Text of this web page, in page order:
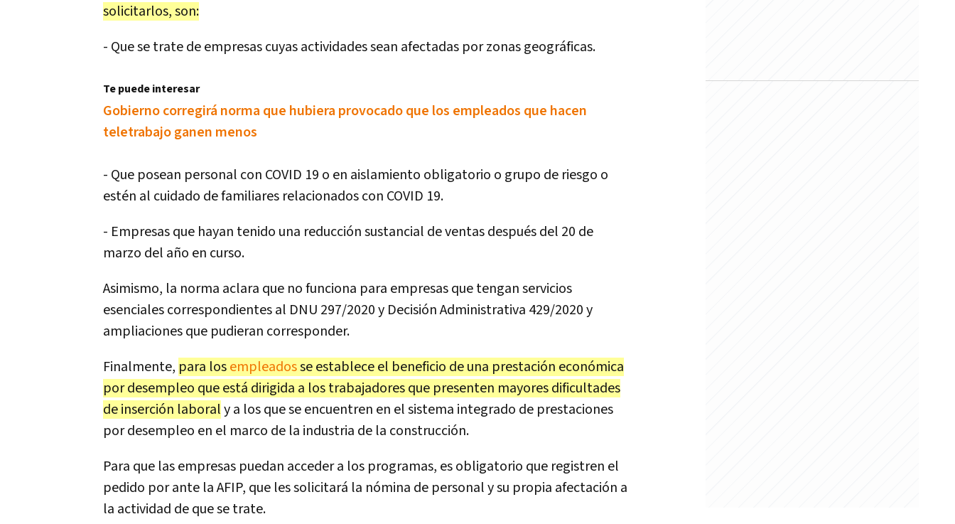
solicitarlos, son:
- Que se trate de empresas cuyas actividades sean afectadas por zonas geográficas.
Te puede interesar
Gobierno corregirá norma que hubiera provocado que los empleados que hacen
teletrabajo ganen menos
- Que posean personal con COVID 19 o en aislamiento obligatorio o grupo de riesgo o
estén al cuidado de familiares relacionados con COVID 19.
- Empresas que hayan tenido una reducción sustancial de ventas después del 20 de
marzo del año en curso.
Asimismo, la norma aclara que no funciona para empresas que tengan servicios
esenciales correspondientes al DNU 297/2020 y Decisión Administrativa 429/2020 y
ampliaciones que pudieran corresponder.
Finalmente, para losempleadosse establece el beneficio de una prestación económica
por desempleo que está dirigida a los trabajadores que presenten mayores dificultades
de inserción laboraly a los que se encuentren en el sistema integrado de prestaciones
por desempleo en el marco de la industria de la construcción.
Para que las empresas puedan acceder a los programas, es obligatorio que registren el
pedido por ante la AFIP, que les solicitará la nómina de personal y su propia afectación a
la actividad de que se trate.